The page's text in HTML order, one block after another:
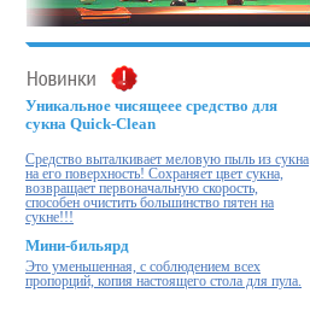
Уникальное чисящеее средство для
сукна Quick-Clean
Cредство выталкивает меловую пыль из сукна
на его поверхность! Cохраняет цвет сукна,
возвращает первоначальную скорость,
способен очистить большинство пятен на
сукне!!!
Мини-бильярд
Это уменьшенная, с соблюдением всех
пропорций, копия настоящего стола для пула.